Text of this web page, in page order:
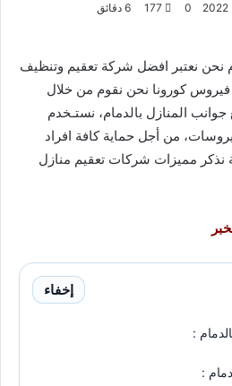
0
177 6 دقائق
نحن نعتبر افضل شركة تعقيم وتنظيف
كورونا نحن نقوم من خلال
المنازل بالدمام، نستـخدم
من أجل حماية كافة افراد
نذكر مميزات شركات تعقيم منازل
إخفاء
:
: